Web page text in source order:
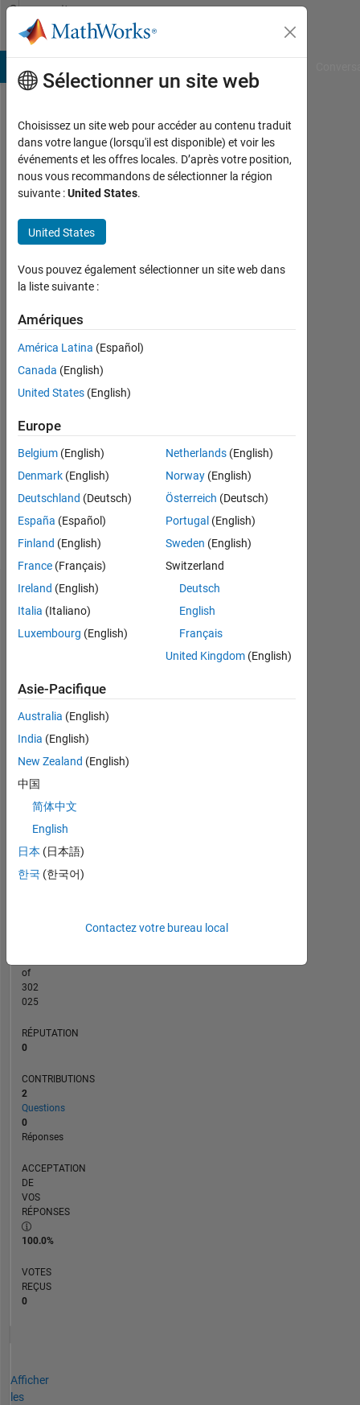
Passer au contenu
Community
Profile
Yuvarajendra
Anjaneya
Reddy
Last
seen:
d'un
an il
|
Actif
depuis
0
Following:
0
Follow
Tableau de bord
Statistiques
CONTRIBUTIONS
-2
-1 3
4
01/23
06/23
11/23
04/24
09/24
02/25
12/25
05/26
of
302
025
RÉPUTATION
0
CONTRIBUTIONS
2
Questions
0
Réponses
ACCEPTATION
DE
VOS
RÉPONSES
100.0%
VOTES
REÇUS
0
Afficher
les
Sélectionner un site web
Choisissez un site web pour accéder au contenu traduit
dans votre langue (lorsqu'il est disponible) et voir les
événements et les offres locales. D’après votre position,
nous vous recommandons de sélectionner la région
suivante :United States.
United States
Vous pouvez également sélectionner un site web dans
la liste suivante :
Amériques
América Latina (Español)
Canada (English)
United States (English)
Europe
Belgium (English)
Denmark (English)
Deutschland (Deutsch)
España (Español)
Finland (English)
France (Français)
Ireland (English)
Italia (Italiano)
Luxembourg (English)
Netherlands(English)
Norway(English)
Österreich (Deutsch)
Portugal (English)
Sweden (English)
Switzerland
Deutsch
English
Français
United Kingdom(English)
Asie-Pacifique
Australia (English)
India (English)
New Zealand (English)
中国
简体中文
English
日本 (日本語)
한국 (한국어)
Contactez votre bureau local